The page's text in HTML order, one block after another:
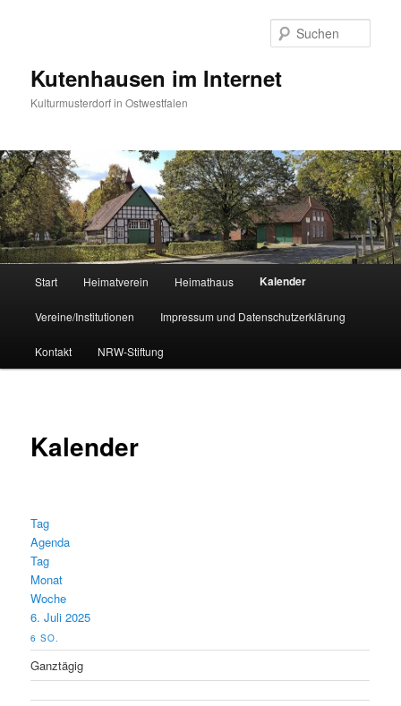
Kutenhausen im Internet
Kulturmusterdorf in Ostwestfalen
Start Heimatverein Heimathaus Kalender
Vereine/Institutionen Impressum und Datenschutzerklärung
Kontakt NRW-Stiftung
Kalender
Tag
Agenda
Tag
Monat
Woche
6. Juli 2025
6 SO.
Ganztägig